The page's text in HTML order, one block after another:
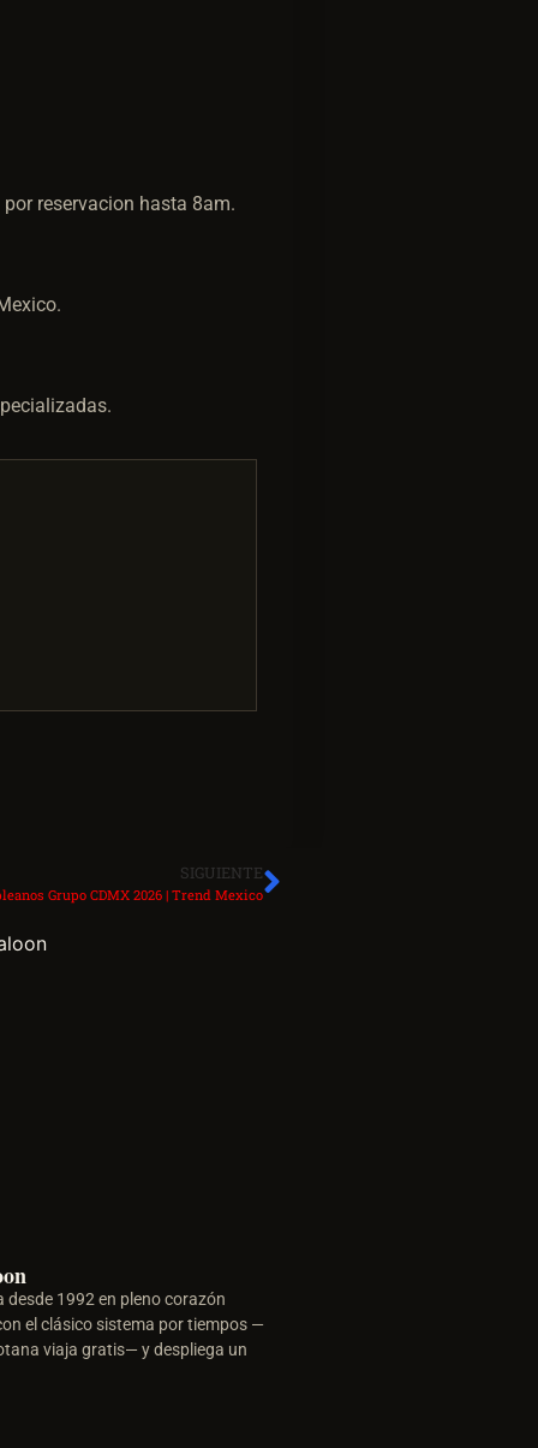
reservacion hasta 8am.
SIGUIENTE
Grupo CDMX 2026 | Trend Mexico
desde 1992 en pleno corazón
el clásico sistema por tiempos —
viaja gratis— y despliega un